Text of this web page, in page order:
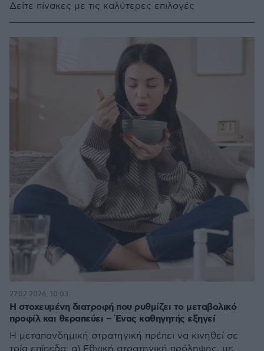
Δείτε πίνακες με τις καλύτερες επιλογές
Η στοχευμένη διατροφή που ρυθμίζει το μεταβολικό
προφίλ και θεραπεύει – Ένας καθηγητής εξηγεί
Η μεταπανδημική στρατηγική πρέπει να κινηθεί σε
27.02.2026, 10:03